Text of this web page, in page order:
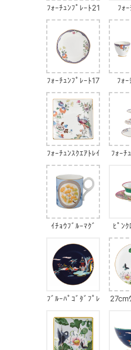
ﾌｫｰﾁｭﾝﾌﾟﾚｰﾄ21
cm
ﾌｫ
ﾌｫｰﾁｭﾝﾌﾟﾚｰﾄ17
cm
ﾌｫ
ﾌｫｰﾁｭﾝｽｸｴｱﾄﾚｲ
ﾌｫｰﾁ
ｲﾁｮｳﾌﾞﾙｰﾏｸﾞ ﾋﾟﾝ
ﾌﾞﾙｰﾊﾟｺﾞﾀﾞﾌﾟﾚ
27cm